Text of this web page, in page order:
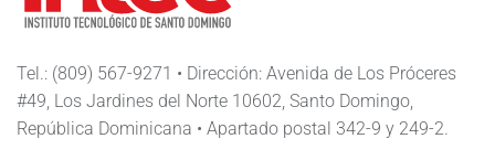
Tel.: (809) 567-9271 • Dirección: Avenida de Los Próceres
#49, Los Jardines del Norte 10602, Santo Domingo,
República Dominicana • Apartado postal 342-9 y 249-2.